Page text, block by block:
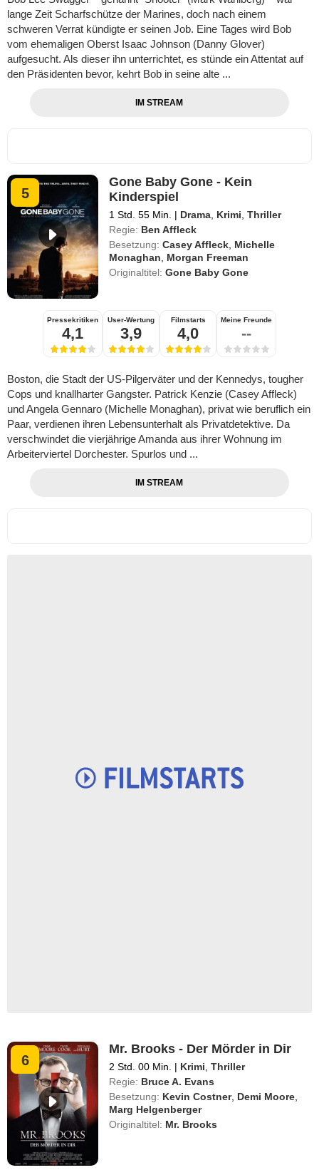
lange Zeit Scharfschütze der Marines, doch nach einem
schweren Verrat kündigte er seinen Job. Eine Tages wird Bob
vom ehemaligen Oberst Isaac Johnson (Danny Glover)
aufgesucht. Als dieser ihn unterrichtet, es stünde ein Attentat auf
den Präsidenten bevor, kehrt Bob in seine alte ...
IM STREAM
5
Gone Baby Gone - Kein
Kinderspiel
1 Std. 55 Min. | Drama Krimi ,Thriller
Regie: Ben Affleck
Besetzung: Casey Affleck Michelle
Monaghan
Morgan Freeman
Originaltitel:Gone Baby Gone
Pressekritiken
4,1
User-Wertung
3,9
Filmstarts
4,0
Meine Freunde
--
Boston, die Stadt der US-Pilgerväter und der Kennedys, tougher
Cops und knallharter Gangster. Patrick Kenzie (Casey Affleck)
und Angela Gennaro (Michelle Monaghan), privat wie beruflich ein
Paar, verdienen ihren Lebensunterhalt als Privatdetektive. Da
verschwindet die vierjährige Amanda aus ihrer Wohnung im
Arbeiterviertel Dorchester. Spurlos und ...
IM STREAM
6
Mr. Brooks - Der Mörder in Dir
2 Std. 00 Min. | Krimi ,Thriller
Regie: Bruce A. Evans
Besetzung: Kevin Costner, Demi Moore
Marg Helgenberger
Originaltitel: Mr. Brooks